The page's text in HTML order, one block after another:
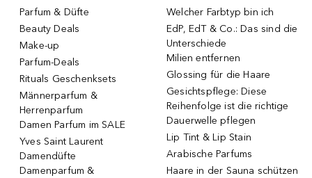
Parfum & Düfte
Beauty Deals
Make-up
Parfum-Deals
Rituals Geschenksets
Männerparfum &
Herrenparfum
Damen Parfum im SALE
Yves Saint Laurent
Damendüfte
Damenparfum &
Welcher Farbtyp bin ich
EdP, EdT & Co.: Das sind die
Unterschiede
Milien entfernen
Glossing für die Haare
Gesichtspflege: Diese
Reihenfolge ist die richtige
Dauerwelle pflegen
Lip Tint & Lip Stain
Arabische Parfums
Haare in der Sauna schützen